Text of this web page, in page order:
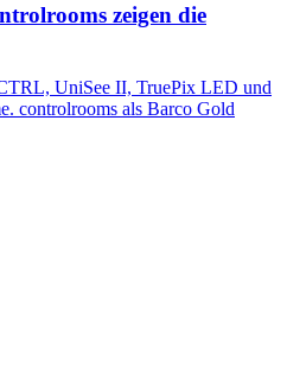
zeigen die
UniSee II, TruePix LED und
controlrooms als Barco Gold